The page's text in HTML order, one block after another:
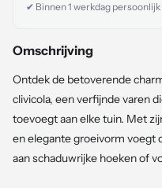
✔ Binnen 1 werkdag
Omschrijving
Ontdek de betoverende
clivicola, een verfijnde varen
toevoegt aan elke tuin. Met
en elegante groeivorm voegt
aan schaduwrijke hoeken of